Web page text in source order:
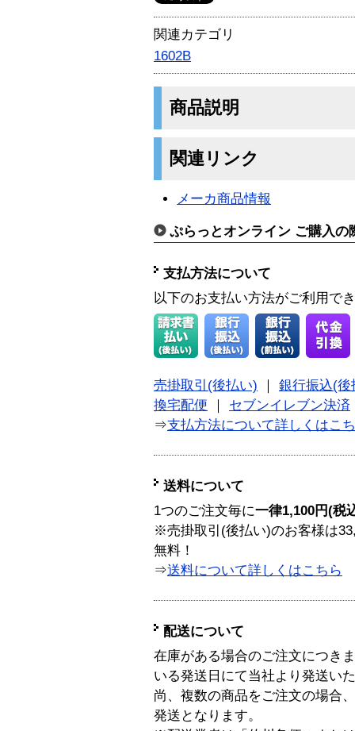
関連カテゴリ
1602B
商品説明
関連リンク
メーカ商品情報
ぷらっとオンライン ご購入の
支払方法について
以下のお支払い方法がご利用で
売掛取引(後払い)
銀行振込(後
換宅配便
セブンイレブン決済
⇒支払方法について詳しくはこ
送料について
1つのご注文毎に一律1,100円(税
※売掛取引(後払い)のお客様は
無料！
⇒送料について詳しくはこちら
配送について
在庫がある場合のご注文につき
いる発送日にて当社より発送い
尚、複数の商品をご注文の場合
発送となります。